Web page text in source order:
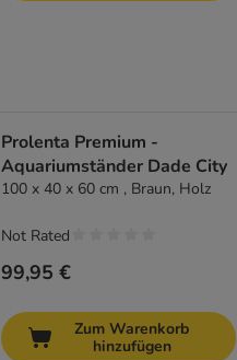
Prolenta Premium -
Aquariumständer Dade City
100 x 40 x 60 cm , Braun, Holz
99,95 €
Not Rated
Zum Warenkorb
hinzufügen